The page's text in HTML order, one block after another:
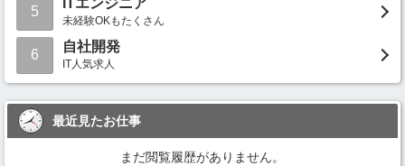
5
ITエンジニア
未経験OKもたくさん
6
自社開発
IT人気求人
最近見たお仕事
まだ閲覧履歴がありません。